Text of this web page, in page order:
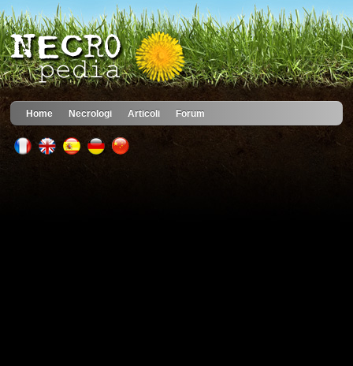
Home Necrologi Articoli Forum